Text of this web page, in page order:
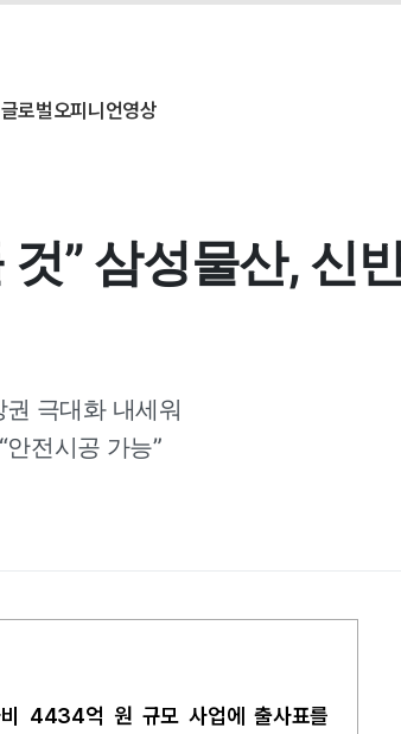
글로벌오피니언영상
” 삼성물산, 신
극대화 내세워
전시공 가능”
비 4434억 원 규모 사업에 출사표를